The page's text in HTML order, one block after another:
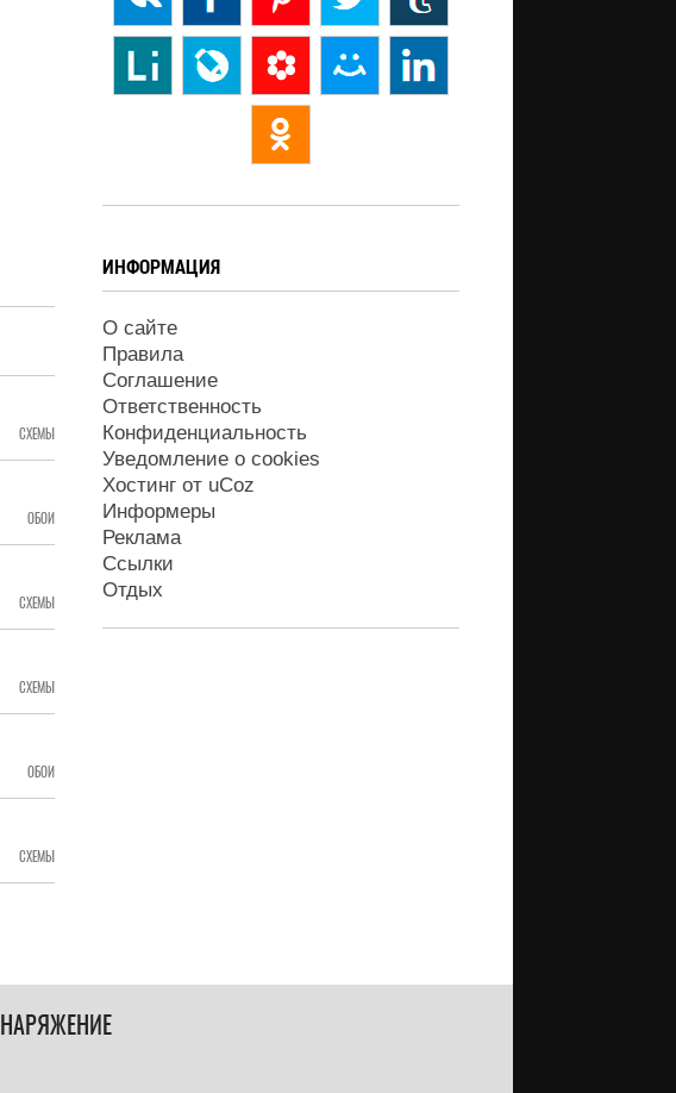
СХЕМЫ
ОБОИ
СХЕМЫ
СХЕМЫ
ОБОИ
СХЕМЫ
ИНФОРМАЦИЯ
О сайте
Правила
Соглашение
Ответственность
Конфиденциальность
Уведомление о cookies
Хостинг от uCoz
Информеры
Реклама
Ссылки
Отдых